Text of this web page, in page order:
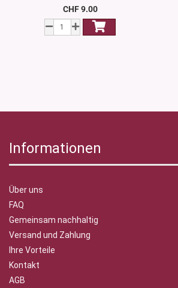
CHF 9.00
Informationen
Über uns
FAQ
Gemeinsam nachhaltig
Versand und Zahlung
Ihre Vorteile
Kontakt
AGB